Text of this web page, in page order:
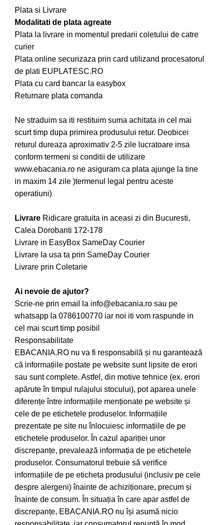
Plata si Livrare
Modalitati de plata agreate
Plata la livrare in momentul predarii coletului de catre
curier
Plata online securizaza prin card utilizand procesatorul
de plati EUPLATESC.RO
Plata cu card bancar la easybox
Returnare plata comanda
Ne straduim sa iti restituim suma achitata in cel mai
scurt timp dupa primirea produsului retur. Deobicei
returul dureaza aproximativ 2-5 zile lucratoare insa
conform termeni si conditii de utilizare
www.ebacania.ro ne asiguram ca plata ajunge la tine
in maxim 14 zile )termenul legal pentru aceste
operatiuni)
Livrare Ridicare gratuita in aceasi zi din Bucuresti,
Calea Dorobanti 172-178
Livrare in EasyBox SameDay Courier
Livrare la usa ta prin SameDay Courier
Livrare prin Coletarie
Ai nevoie de ajutor?
Scrie-ne prin email la info@ebacania.ro sau pe
whatsapp la 0786100770 iar noi iti vom raspunde in
cel mai scurt timp posibil
Responsabilitate
EBACANIA.RO nu va fi responsabilă și nu garantează
că informațiile postate pe website sunt lipsite de erori
sau sunt complete. Astfel, din motive tehnice (ex. erori
apărute în timpul rulajului stocului), pot aparea unele
diferențe între informațiile menționate pe website și
cele de pe etichetele produselor. Informațiile
prezentate pe site nu înlocuiesc informațiile de pe
etichetele produselor. În cazul apariției unor
discrepanțe, prevalează informația de pe etichetele
produselor. Consumatorul trebuie să verifice
informațiile de pe eticheta produsului (inclusiv pe cele
despre alergeni) înainte de achiziționare, precum și
înainte de consum. În situația în care apar astfel de
discrepanțe, EBACANIA.RO nu își asumă nicio